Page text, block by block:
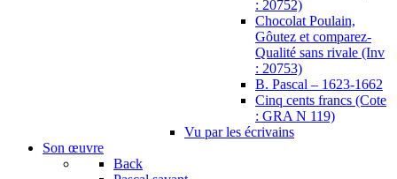
: 20752)
Chocolat Poulain,
Gôutez et comparez-
Qualité sans rivale (Inv
: 20753)
B. Pascal – 1623-1662
Cinq cents francs (Cote
: GRA N 119)
Vu par les écrivains
Son œuvre
Back